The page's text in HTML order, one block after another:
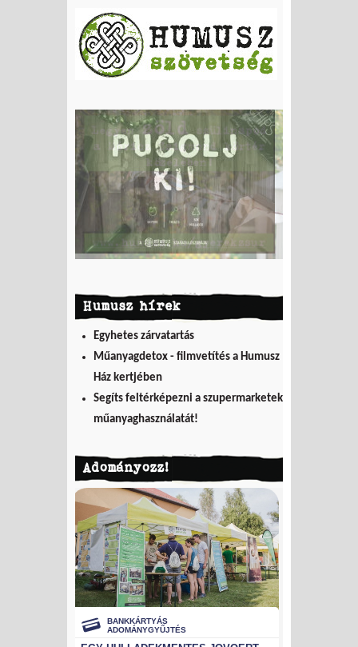
Humusz hírek
Egyhetes zárvatartás
Műanyagdetox - filmvetítés a Humusz
Ház kertjében
Segíts feltérképezni a szupermarketek
műanyaghasználatát!
Adományozz!